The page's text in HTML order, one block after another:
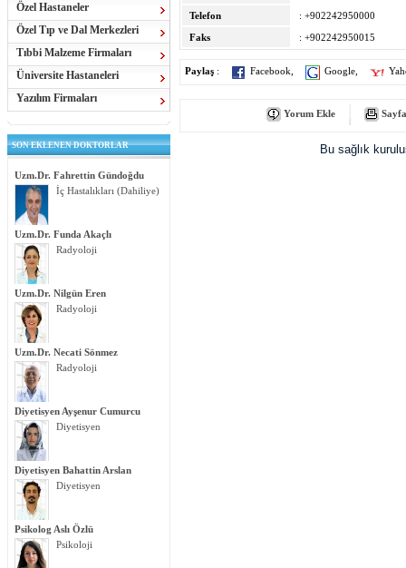
Özel Hastaneler
Özel Tıp ve Dal Merkezleri
Tıbbi Malzeme Firmaları
Üniversite Hastaneleri
Yazılım Firmaları
SON EKLENEN DOKTORLAR
Uzm.Dr. Fahrettin Gündoğdu
İç Hastalıkları (Dahiliye)
Uzm.Dr. Funda Akaçlı
Radyoloji
Uzm.Dr. Nilgün Eren
Radyoloji
Uzm.Dr. Necati Sönmez
Radyoloji
Diyetisyen Ayşenur Cumurcu
Diyetisyen
Diyetisyen Bahattin Arslan
Diyetisyen
Psikolog Aslı Özlü
Psikoloji
Telefon
: +902242950000
Faks
: +902242950015
Paylaş : Facebook Google
Yorum Ekle
Bu sağlık